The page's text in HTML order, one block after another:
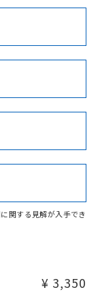
以下を必ずお読
Cr(VI)
す。
関する見解が入手でき
¥ 3,350